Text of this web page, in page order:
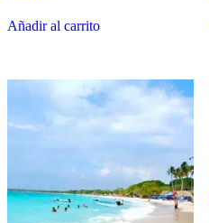
Añadir al carrito